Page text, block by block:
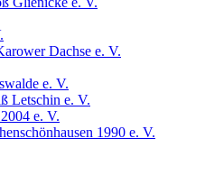
Dachse e. V.
e. V.
Letschin e. V.
e. V.
1990 e. V.